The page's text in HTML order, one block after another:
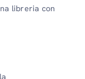
libreria con